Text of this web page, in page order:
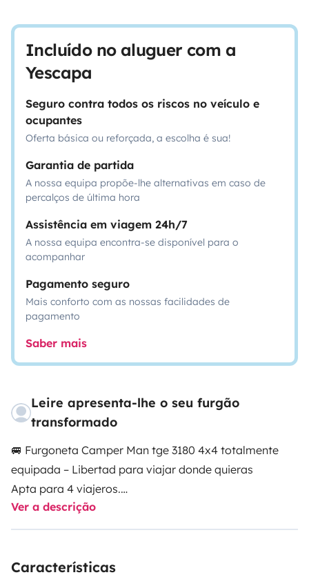
Incluído no aluguer com a
Yescapa
Seguro contra todos os riscos no veículo e
ocupantes
Oferta básica ou reforçada, a escolha é sua!
Garantia de partida
A nossa equipa propõe-lhe alternativas em caso de
percalços de última hora
Assistência em viagem 24h/7
A nossa equipa encontra-se disponível para o
acompanhar
Pagamento seguro
Mais conforto com as nossas facilidades de
pagamento
Saber mais
Leire apresenta-lhe o seu furgão
transformado
🚐 Furgoneta Camper Man tge 3180 4x4 totalmente
equipada – Libertad para viajar donde quieras
Apta para 4 viajeros.
Descubre la aventura sin renunciar a la comodidad con
esta camper moderna, potente y lista para escapadas
como para viajes por carretera.
Ver a descrição
Características